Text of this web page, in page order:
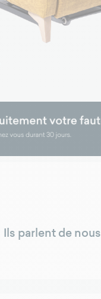
Ils parlent de nous